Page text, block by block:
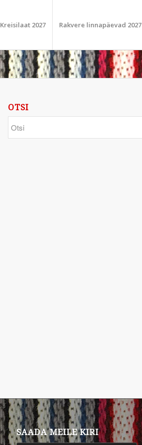
Kreisilaat 2027 Rakvere linnapäevad 2027
OTSI
SAADA MEILE KIRI